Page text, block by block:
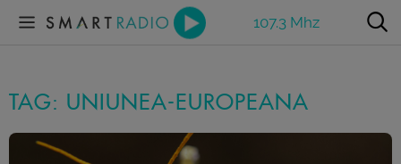
107.3 Mhz
TAG: UNIUNEA-EUROPEANA